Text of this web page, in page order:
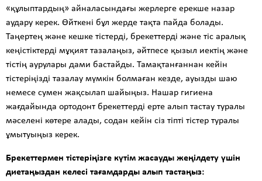
«құлыптардың» айналасындағы жерлерге ерекше назар
аудару керек. Өйткені бұл жерде тақта пайда болады.
Таңертең және кешке тістерді, брекеттерді және тіс аралық
кеңістіктерді мұқият тазалаңыз, әйтпесе қызыл иектің және
тістің аурулары дами бастайды. Тамақтанғаннан кейін
тістеріңізді тазалау мүмкін болмаған кезде, ауызды шаю
немесе сумен жақсылап шайыңыз. Нашар гигиена
жағдайында ортодонт брекеттерді ерте алып тастау туралы
мәселені көтере алады, содан кейін сіз тіпті тістер туралы
ұмытуыңыз керек.
Брекеттермен тістеріңізге күтім жасауды жеңілдету үшін
диетаңыздан келесі тағамдарды алып тастаңыз: